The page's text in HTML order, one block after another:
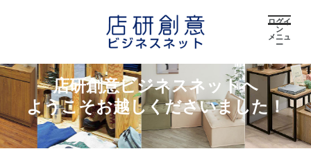
ログイ
ン
メニュ
ー
店研創意ビジネスネットへ
ようこそお越しくださいました！